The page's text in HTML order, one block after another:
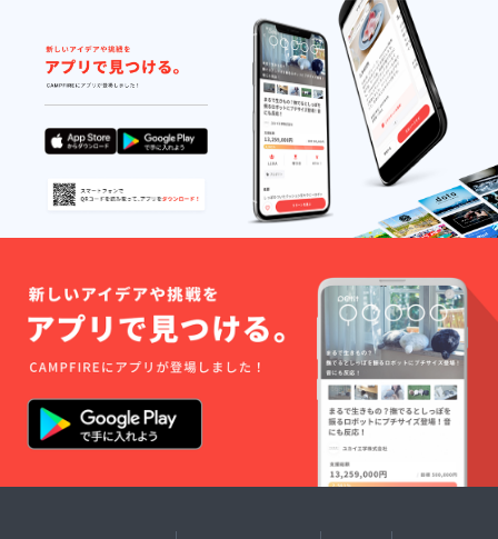
タート
を予定
してお
りま
す。"